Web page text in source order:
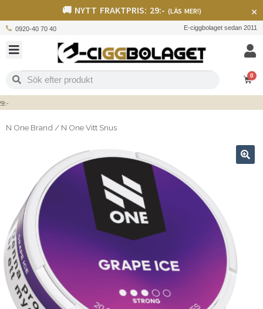
🚚 NYTT FRAKTPRIS: 29:- (LÄS MER!) ×
0920-40 70 40 E-ciggbolaget sedan 2011
0
N One Brand / N One Vitt Snus